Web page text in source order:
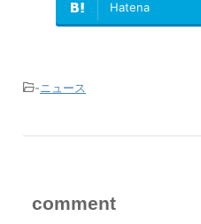
Hatena
-ニュース
comment